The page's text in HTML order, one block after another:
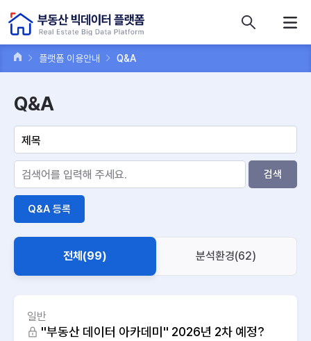
플랫폼 이용안내 Q&A
Q&A
검색
Q&A 등록
전체(99) 분석환경(62)
일반
''부동산 데이터 아카데미'' 2026년 2차 예정?